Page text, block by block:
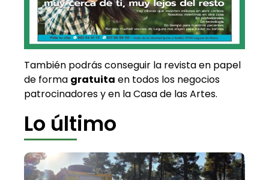
También podrás conseguir la revista en papel
de forma gratuita en todos los negocios
patrocinadores y en la Casa de las Artes.
Lo último